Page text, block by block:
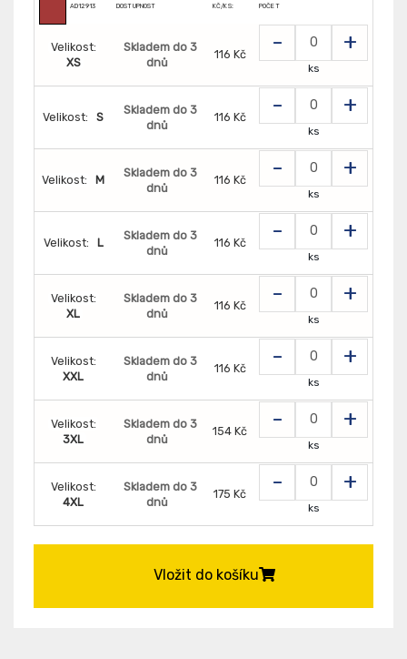
AD12913 DOSTUPNOST KČ/KS: POČET
Velikost:
XS
Skladem do 3
dnů
116 Kč - +
ks
Velikost: S
Skladem do 3
dnů
116 Kč - +
ks
Velikost: M
Skladem do 3
dnů
116 Kč - +
ks
Velikost: L
Skladem do 3
dnů
116 Kč - +
ks
Velikost:
XL
Skladem do 3
dnů
116 Kč - +
ks
Velikost:
XXL
Skladem do 3
dnů
116 Kč - +
ks
Velikost:
3XL
Skladem do 3
dnů
154 Kč - +
ks
Velikost:
4XL
Skladem do 3
dnů
175 Kč - +
ks
Vložit do košíku